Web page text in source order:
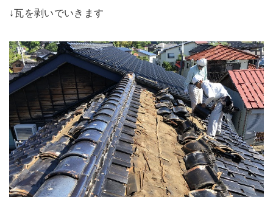
↓瓦を剥いでいきます